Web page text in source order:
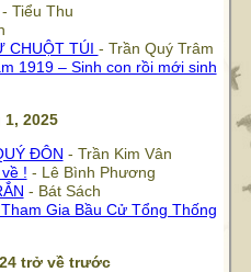
- Tiểu Thu
CHUỘT TÚI - Trần Quý Trâm
1919 – Sinh con rồi mới sinh
2025
ĐÔN - Trần Kim Vân
! - Lê Bình Phương
- Bát Sách
Gia Bầu Cử Tổng Thống
trở về trước